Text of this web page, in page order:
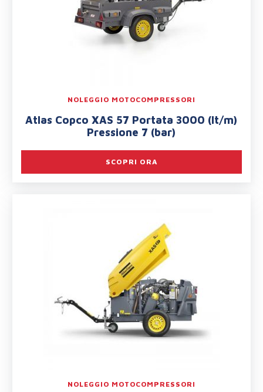
NOLEGGIO MOTOCOMPRESSORI
Atlas Copco XAS 57 Portata 3000 (lt/m)
Pressione 7 (bar)
SCOPRI ORA
NOLEGGIO MOTOCOMPRESSORI